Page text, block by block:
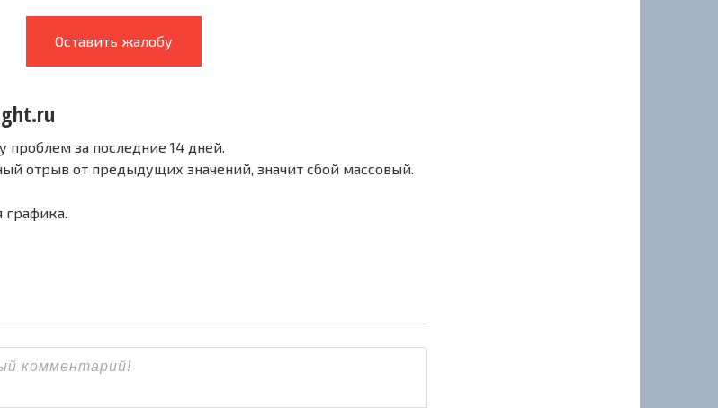
Оставить жалобу
за последние 14 дней.
отрыв от предыдущих значений, значит сбой массовый.
графика.